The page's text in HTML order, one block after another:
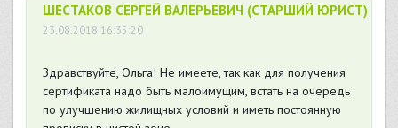
ШЕСТАКОВ СЕРГЕЙ ВАЛЕРЬЕВИЧ (СТАРШИЙ ЮРИСТ)
23.08.2018 16:35:20
Здравствуйте, Ольга! Не имеете, так как для получения
сертификата надо быть малоимущим, встать на очередь
по улучшению жилищных условий и иметь постоянную